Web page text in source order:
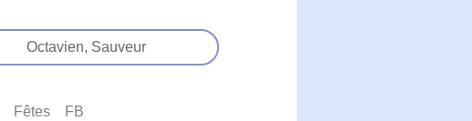
Octavien, Sauveur
Fêtes FB